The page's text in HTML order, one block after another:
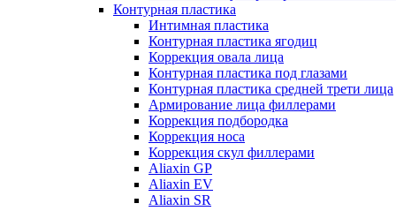
Контурная пластика
Интимная пластика
Контурная пластика ягодиц
Коррекция овала лица
Контурная пластика под глазами
Контурная пластика средней трети лица
Армирование лица филлерами
Коррекция подбородка
Коррекция носа
Коррекция скул филлерами
Aliaxin GP
Aliaxin EV
Aliaxin SR